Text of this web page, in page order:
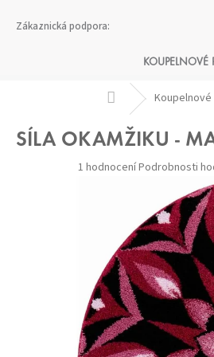
KOUPELNOVÉ
Domů
SÍLA OKAMŽIKU -
Průměrné
hodnocení
1 hodnoceníPodrobnosti